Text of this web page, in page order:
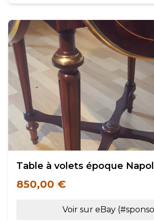
Table à volets époque
850,00 €
Voir sur eBay